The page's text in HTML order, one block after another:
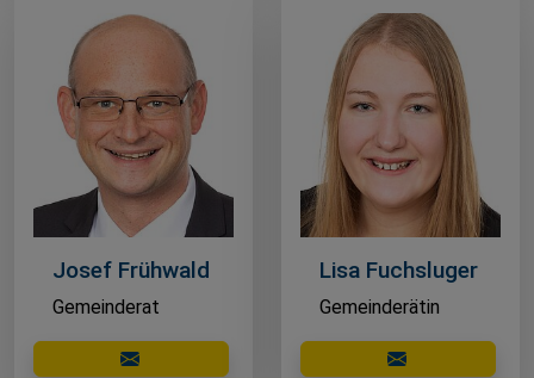
Josef Frühwald
Gemeinderat
E-Mail schreiben
Lisa Fuchsluger
Gemeinderätin
E-Mail